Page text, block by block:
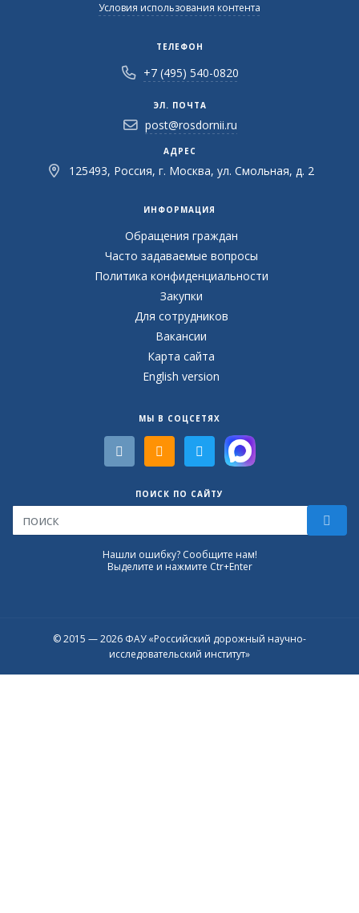
Условия использования контента
ТЕЛЕФОН
+7 (495) 540-0820
ЭЛ. ПОЧТА
post@rosdornii.ru
АДРЕС
125493, Россия, г. Москва, ул. Смольная, д. 2
ИНФОРМАЦИЯ
Обращения граждан
Часто задаваемые вопросы
Политика конфиденциальности
Закупки
Для сотрудников
Вакансии
Карта сайта
English version
МЫ В СОЦСЕТЯХ
ПОИСК ПО САЙТУ
Нашли ошибку? Сообщите нам!
Выделите и нажмите Ctr+Enter
© 2015 — 2026 ФАУ «Российский дорожный научно-
исследовательский институт»